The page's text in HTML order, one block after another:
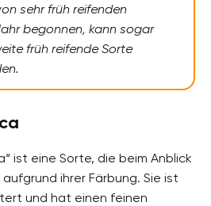
sehr früh reifenden
begonnen, kann sogar
früh reifende Sorte
ist eine Sorte, die beim Anblick
ihrer Färbung. Sie ist
und hat einen feinen